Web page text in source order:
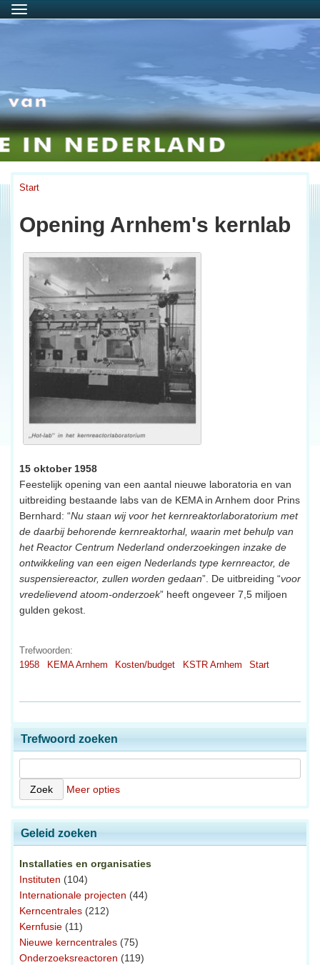
Menu
Start
Opening Arnhem's kernlab
15 oktober 1958
Feestelijk opening van een aantal nieuwe laboratoria en van
uitbreiding bestaande labs van de KEMA in Arnhem door Prins
Bernhard: “Nu staan wij voor het kernreaktorlaboratorium met
de daarbij behorende kernreaktorhal, waarin met behulp van
het Reactor Centrum Nederland onderzoekingen inzake de
ontwikkeling van een eigen Nederlands type kernreactor, de
suspensiereactor, zullen worden gedaan”. De uitbreiding “voor
vredelievend atoom-onderzoek” heeft ongeveer 7,5 miljoen
gulden gekost.
Trefwoorden:
1958
KEMA Arnhem Kosten/budget KSTR Arnhem Start
Trefwoord zoeken
Meer opties
Geleid zoeken
Installaties en organisaties
Instituten (104)
Internationale projecten (44)
Kerncentrales (212)
Kernfusie (11)
Nieuwe kerncentrales (75)
Onderzoeksreactoren (119)